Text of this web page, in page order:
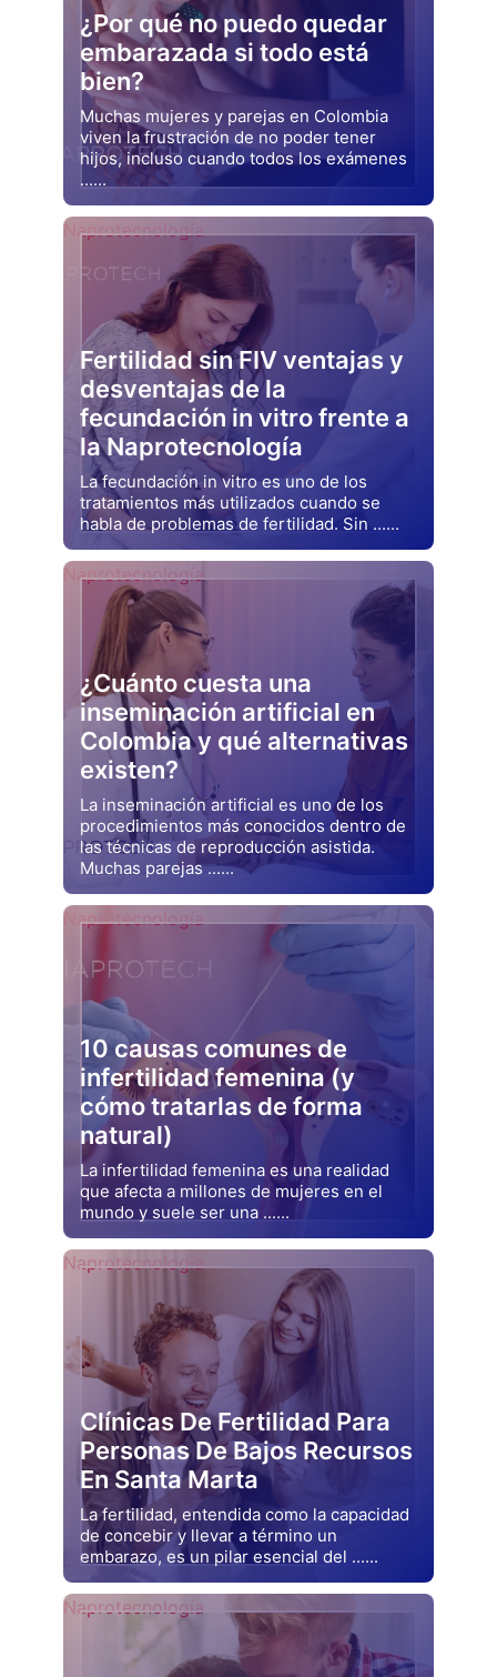
¿Por qué no puedo quedar
embarazada si todo está
bien?
Muchas mujeres y parejas en Colombia
viven la frustración de no poder tener
hijos, incluso cuando todos los exámenes
......
Drjluquerna
Fertilidad sin FIV ventajas y
desventajas de la
fecundación in vitro frente a
la Naprotecnología
La fecundación in vitro es uno de los
tratamientos más utilizados cuando se
habla de problemas de fertilidad. Sin ......
Drjluquerna
Naprotecnología
¿Cuánto cuesta una
inseminación artificial en
Colombia y qué alternativas
existen?
La inseminación artificial es uno de los
procedimientos más conocidos dentro de
las técnicas de reproducción asistida.
Muchas parejas ......
Drjluquerna
Naprotecnología
10 causas comunes de
infertilidad femenina (y
cómo tratarlas de forma
natural)
La infertilidad femenina es una realidad
que afecta a millones de mujeres en el
mundo y suele ser una ......
Drjluquerna
Naprotecnología
Clínicas De Fertilidad Para
Personas De Bajos Recursos
En Santa Marta
La fertilidad, entendida como la capacidad
de concebir y llevar a término un
embarazo, es un pilar esencial del ......
Drjluquerna
Naprotecnología
Naprotecnología